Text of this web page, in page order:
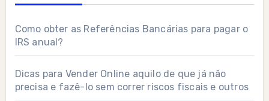
Como obter as Referências Bancárias para pagar o
IRS anual?
Dicas para Vender Online aquilo de que já não
precisa e fazê-lo sem correr riscos fiscais e outros